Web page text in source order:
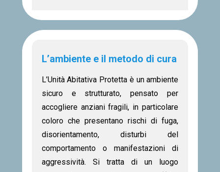
L’ambiente e il metodo di cura
L’Unità Abitativa Protetta è un ambiente
sicuro e strutturato, pensato per
accogliere anziani fragili, in particolare
coloro che presentano rischi di fuga,
disorientamento, disturbi del
comportamento o manifestazioni di
aggressività. Si tratta di un luogo